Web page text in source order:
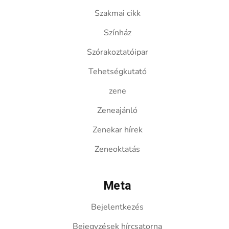
Szakmai cikk
Színház
Szórakoztatóipar
Tehetségkutató
zene
Zeneajánló
Zenekar hírek
Zeneoktatás
Meta
Bejelentkezés
Bejegyzések hírcsatorna